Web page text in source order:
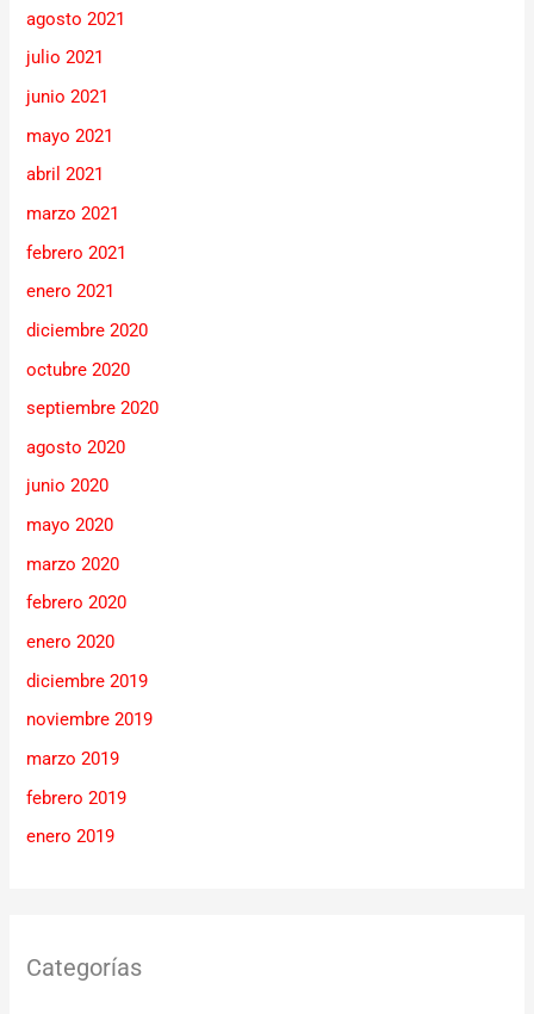
agosto 2021
julio 2021
junio 2021
mayo 2021
abril 2021
marzo 2021
febrero 2021
enero 2021
diciembre 2020
octubre 2020
septiembre 2020
agosto 2020
junio 2020
mayo 2020
marzo 2020
febrero 2020
enero 2020
diciembre 2019
noviembre 2019
marzo 2019
febrero 2019
enero 2019
Categorías